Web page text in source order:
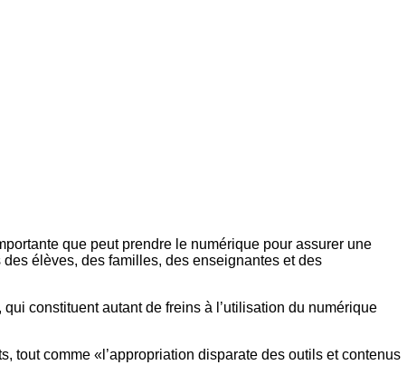
que peut prendre le numérique pour assurer une
élèves, des familles, des enseignantes et des
constituent autant de freins à l’utilisation du numérique
tout comme «l’appropriation disparate des outils et contenus